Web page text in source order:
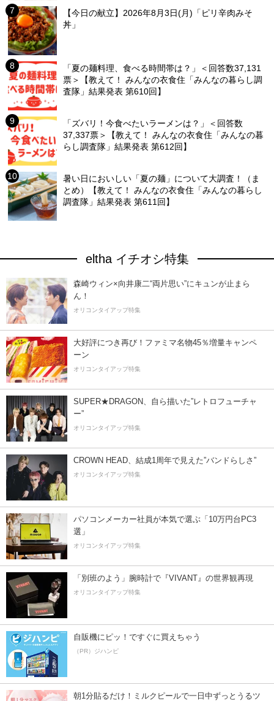
【今日の献立】2026年8月3日(月)「ピリ辛肉みそ
丼」
「夏の麺料理、食べる時間帯は？」＜回答数37,131
票＞【教えて！ みんなの衣食住「みんなの暮らし調
査隊」結果発表 第610回】
「ズバリ！今食べたいラーメンは？」＜回答数
37,337票＞【教えて！ みんなの衣食住「みんなの暮
らし調査隊」結果発表 第612回】
暑い日においしい「夏の麺」について大調査！（ま
とめ）【教えて！ みんなの衣食住「みんなの暮らし
調査隊」結果発表 第611回】
eltha イチオシ特集
森崎ウィン×向井康二“両片思い”にキュンが止まら
ん！
オリコンタイアップ特集
大好評につき再び！ファミマ名物45％増量キャンペ
ーン
オリコンタイアップ特集
SUPER★DRAGON、自ら描いた”レトロフューチャ
ー”
オリコンタイアップ特集
CROWN HEAD、結成1周年で見えた”バンドらしさ”
オリコンタイアップ特集
パソコンメーカー社員が本気で選ぶ「10万円台PC3
選」
オリコンタイアップ特集
「別班のよう」腕時計で『VIVANT』の世界観再現
オリコンタイアップ特集
自販機にピッ！ですぐに買えちゃう
（PR）ジハンピ
朝1分貼るだけ！ミルクピールで一日中ずっとうるツ